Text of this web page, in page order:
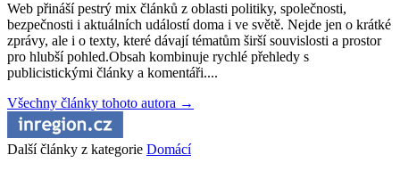
Web přináší pestrý mix článků z oblasti politiky, společnosti,
bezpečnosti i aktuálních událostí doma i ve světě. Nejde jen o krátké
zprávy, ale i o texty, které dávají tématům širší souvislosti a prostor
pro hlubší pohled.Obsah kombinuje rychlé přehledy s
publicistickými články a komentáři....
Všechny články tohoto autora →
Další články z kategorie Domácí